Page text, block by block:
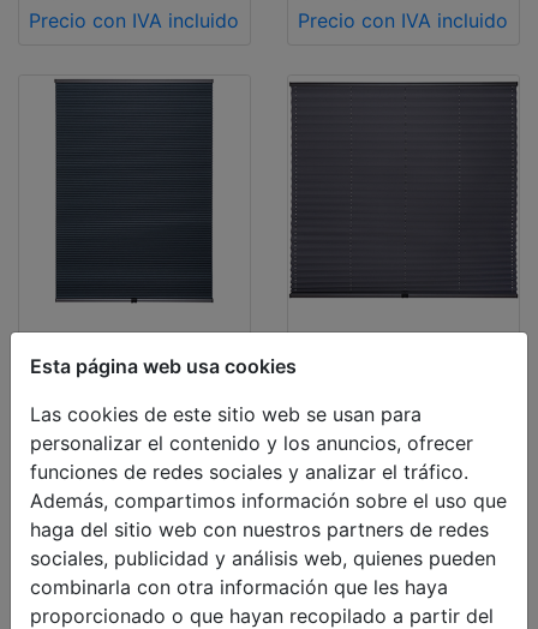
Esta página web usa cookies
Las cookies de este sitio web se usan para
personalizar el contenido y los anuncios, ofrecer
funciones de redes sociales y analizar el tráfico.
Además, compartimos información sobre el uso que
haga del sitio web con nuestros partners de redes
sociales, publicidad y análisis web, quienes pueden
combinarla con otra información que les haya
proporcionado o que hayan recopilado a partir del
Precio con IVA incluido
Precio con IVA incluido
Cortinas
plisadas
doble
opacos
500 x 1000mm
€ 147.26
Precio con IVA incluido
plisadas
opacos
500 x 1000mm
€ 129.80
Precio con IVA incluido